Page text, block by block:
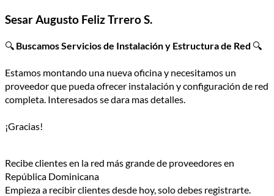
Sesar Augusto Feliz Trrero S.
🔍 Buscamos Servicios de Instalación y Estructura de Red 🔍
Estamos montando una nueva oficina y necesitamos un
proveedor que pueda ofrecer instalación y configuración de red
completa. Interesados se dara mas detalles.
¡Gracias!
Recibe clientes en la red más grande de proveedores en
República Dominicana
Empieza a recibir clientes desde hoy, solo debes registrarte.